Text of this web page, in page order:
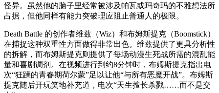
怪异。虽然他的脑子里经常被涉及帕瓦或玛奇玛的不雅想法所
占据，但他同样有能力突破理应阻止普通人的极限。
Death Battle 的创作者维兹（Wiz）和布姆斯提克（Boomstick）
在捕捉这种双重性方面做得非常出色。维兹提供了更具分析性
的拆解，而布姆斯提克则提供了每场动漫生死战所需的混乱能
量和喜剧调剂。在视频进行到约8分钟时，布姆斯提克指出电
次“狂躁的青春期荷尔蒙”足以让他“与所有恶魔开战”。布姆斯
提克随后开玩笑地补充道，电次“天生擅长杀戮……而不是交